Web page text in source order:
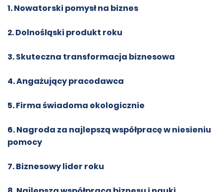
1.Nowatorski pomysł na biznes
2.Dolnośląski produkt roku
3.Skuteczna transformacja biznesowa
4.Angażujący pracodawca
5.Firma świadoma ekologicznie
6.Nagroda za najlepszą współpracę w niesieniu
pomocy
7.Biznesowy lider roku